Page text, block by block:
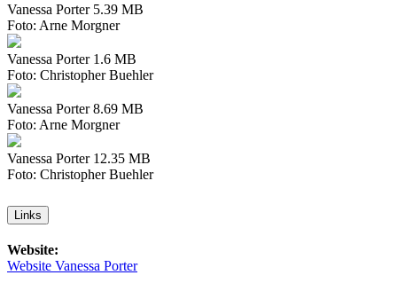
Vanessa Porter 5.39 MB
Foto: Arne Morgner
Vanessa Porter 1.6 MB
Foto: Christopher Buehler
Vanessa Porter8.69 MB
Foto: Arne Morgner
Vanessa Porter 12.35 MB
Foto: Christopher Buehler
Links
Website:
Website Vanessa Porter